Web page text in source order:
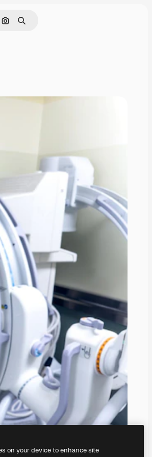
Görüntüyle ara
Aramak
on your device to enhance site